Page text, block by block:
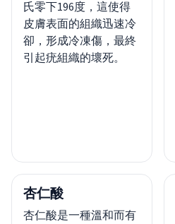
氏零下196度，這使得
皮膚表面的組織迅速冷
卻，形成冷凍傷，最終
引起疣組織的壞死。
杏仁酸
杏仁酸是一種溫和而有